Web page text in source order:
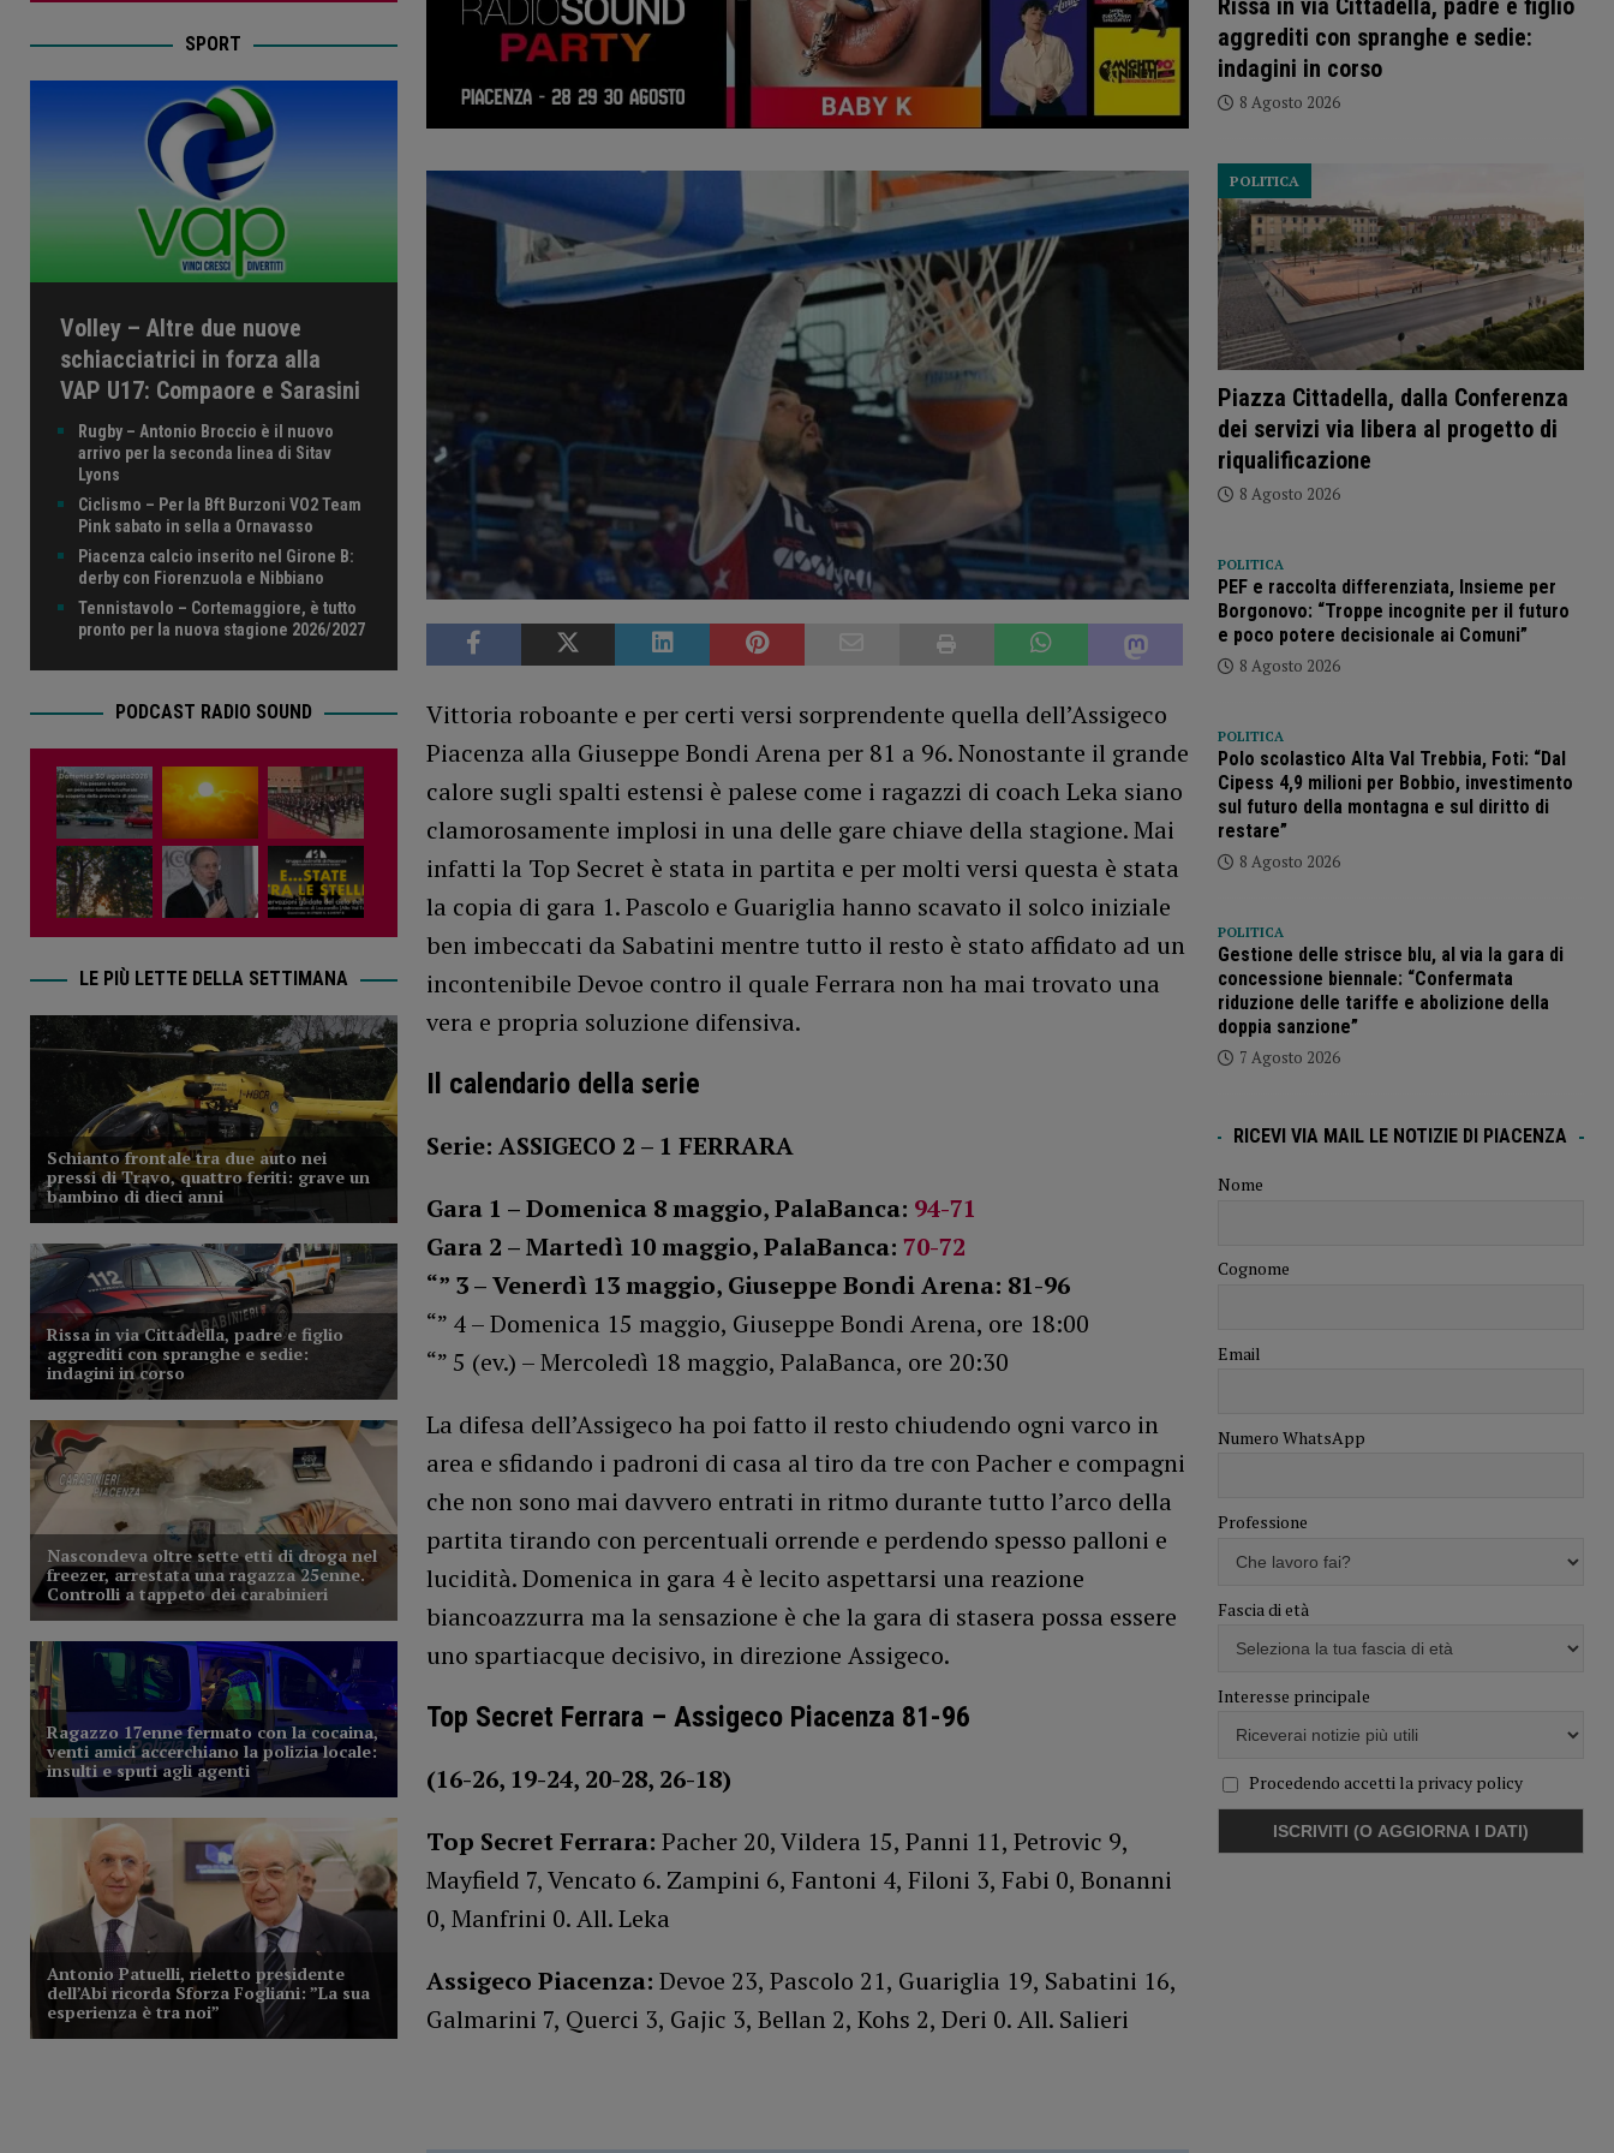
Vittoria roboante e per certi versi sorprendente quella dell’Assigeco
Piacenza alla Giuseppe Bondi Arena per 81 a 96. Nonostante il grande
calore sugli spalti estensi è palese come i ragazzi di coach Leka siano
clamorosamente implosi in una delle gare chiave della stagione. Mai
infatti la Top Secret è stata in partita e per molti versi questa è stata
la copia di gara 1. Pascolo e Guariglia hanno scavato il solco iniziale
ben imbeccati da Sabatini mentre tutto il resto è stato affidato ad un
incontenibile Devoe contro il quale Ferrara non ha mai trovato una
vera e propria soluzione difensiva.
Il calendario della serie
Serie: ASSIGECO 2 – 1 FERRARA
Gara 1 – Domenica 8 maggio, PalaBanca: 94-71
Gara 2 – Martedì 10 maggio, PalaBanca: 70-72
“” 3 – Venerdì 13 maggio, Giuseppe Bondi Arena: 81-96
“” 4 – Domenica 15 maggio, Giuseppe Bondi Arena, ore 18:00
“” 5 (ev.) – Mercoledì 18 maggio, PalaBanca, ore 20:30
La difesa dell’Assigeco ha poi fatto il resto chiudendo ogni varco in
area e sfidando i padroni di casa al tiro da tre con Pacher e compagni
che non sono mai davvero entrati in ritmo durante tutto l’arco della
partita tirando con percentuali orrende e perdendo spesso palloni e
lucidità. Domenica in gara 4 è lecito aspettarsi una reazione
biancoazzurra ma la sensazione è che la gara di stasera possa essere
uno spartiacque decisivo, in direzione Assigeco.
Top Secret Ferrara – Assigeco Piacenza 81-96
(16-26, 19-24, 20-28, 26-18)
Top Secret Ferrara: Pacher 20, Vildera 15, Panni 11, Petrovic 9,
Mayfield 7, Vencato 6. Zampini 6, Fantoni 4, Filoni 3, Fabi 0, Bonanni
0, Manfrini 0. All. Leka
Assigeco Piacenza: Devoe 23, Pascolo 21, Guariglia 19, Sabatini 16,
Galmarini 7, Querci 3, Gajic 3, Bellan 2, Kohs 2, Deri 0. All. Salieri
SPORT
Volley – Altre due nuove
schiacciatrici in forza alla
VAP U17: Compaore e Sarasini
Rugby – Antonio Broccio è il nuovo
arrivo per la seconda linea di Sitav
Lyons
Ciclismo – Per la Bft Burzoni VO2 Team
Pink sabato in sella a Ornavasso
Piacenza calcio inserito nel Girone B:
derby con Fiorenzuola e Nibbiano
Tennistavolo – Cortemaggiore, è tutto
pronto per la nuova stagione 2026/2027
PODCAST RADIO SOUND
LE PIÙ LETTE DELLA SETTIMANA
Rissa in via Cittadella, padre e figlio
aggrediti con spranghe e sedie:
indagini in corso
8 Agosto 2026
Piazza Cittadella, dalla Conferenza
dei servizi via libera al progetto di
riqualificazione
POLITICA
8 Agosto 2026
POLITICA
PEF e raccolta differenziata, Insieme per
Borgonovo: “Troppe incognite per il futuro
e poco potere decisionale ai Comuni”
8 Agosto 2026
POLITICA
Polo scolastico Alta Val Trebbia, Foti: “Dal
Cipess 4,9 milioni per Bobbio, investimento
sul futuro della montagna e sul diritto di
restare”
8 Agosto 2026
POLITICA
Gestione delle strisce blu, al via la gara di
concessione biennale: “Confermata
riduzione delle tariffe e abolizione della
doppia sanzione”
7 Agosto 2026
RICEVI VIA MAIL LE NOTIZIE DI PIACENZA
Nome
Cognome
Email
Numero WhatsApp
Professione
Fascia di età
Interesse principale
Procedendo accetti la privacy policy